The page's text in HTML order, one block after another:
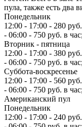
пула, также есть два
Понедельник
12:00 - 17:00 - 280
- 06:00 - 750 руб. в
Вторник - пятница
12:00 - 17:00 - 380
- 06:00 - 750 руб. в
Суббота-воскресенье
12:00 - 17:00 - 560
- 06:00 - 750 руб. в
Американский пул
Понедельник
12:00 - 17:00 - 240